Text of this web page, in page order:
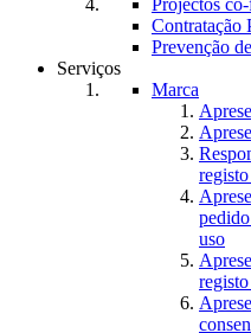
Projectos
Contratação
Prevenção
Serviços
Marca
uso